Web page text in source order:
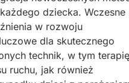
dziecka. Wczesne
w rozwoju
dla skutecznego
technik, w tym terapię
ruchu, jak również